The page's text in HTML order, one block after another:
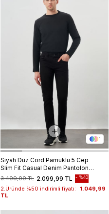
1
Siyah Düz Cord Pamuklu 5 Cep
Slim Fit Casual Denim Pantolon
1023245350
2.099,99 TL
3.499,99 TL %40
2.Üründe %50 indirimli fiyatı:
1.049,99
TL